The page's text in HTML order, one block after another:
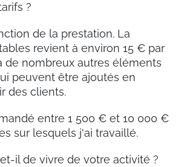
?
de la prestation. La
revient à environ 15 € par
de nombreux autres éléments
peuvent être ajoutés en
des clients.
entre 1 500 € et 10 000 €
sur lesquels j'ai travaillé.
il de vivre de votre activité ?